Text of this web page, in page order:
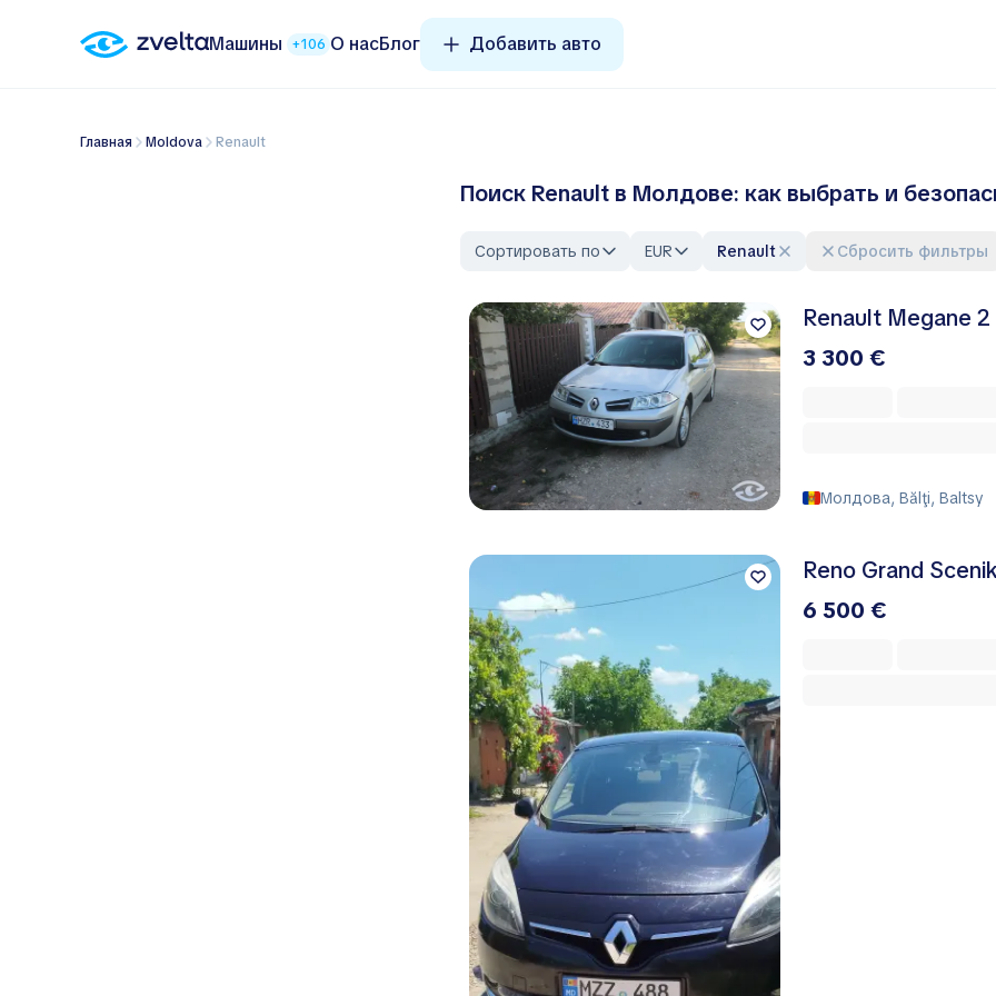
Машины +106 О насБлог Добавить авто
Главная Moldova Renault
Поиск Renault в Молдове: как выбрать и
Сортировать по EUR Renault Сбросить фильтры
Renault Megane 2
3 300 €
Молдова, Bălţi, Baltsy
Reno Grand
6 500 €